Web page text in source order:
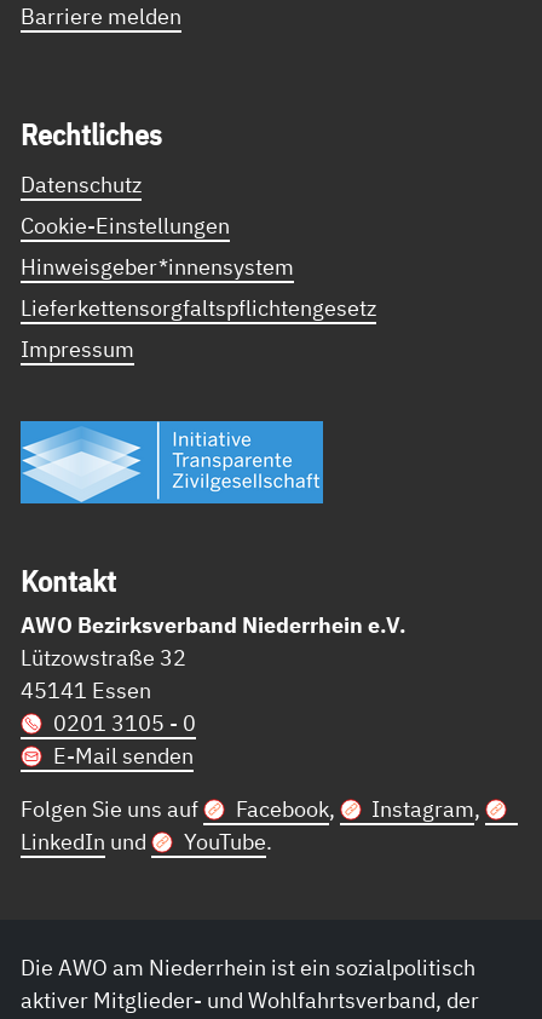
Barriere melden
Recht­li­ches
Datenschutz
Cookie-Einstellungen
Hinweisgeber*innensystem
Lieferkettensorgfaltspflichtengesetz
Impressum
Kon­takt
AWO Bezirksverband Niederrhein e.V.
Lützowstraße 32
45141 Essen
0201 3105 - 0
E-Mail senden
Folgen Sie uns auf
Facebook, Instagram,
LinkedIn und YouTube.
Die AWO am Niederrhein ist ein sozialpolitisch
aktiver Mitglieder- und Wohlfahrtsverband, der